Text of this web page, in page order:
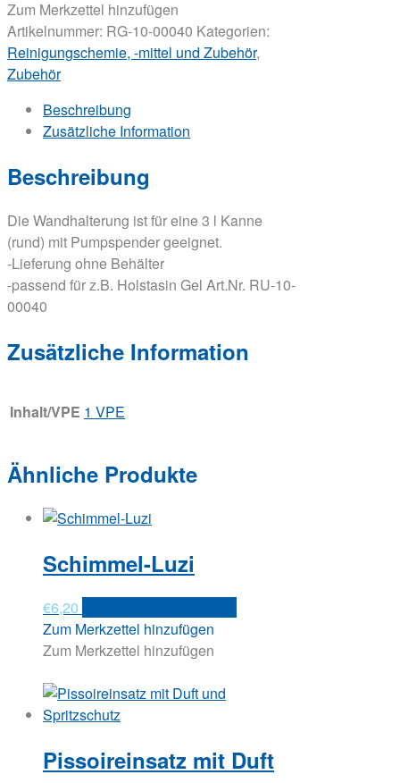
Zum Merkzettel hinzufügen
Artikelnummer: RG-10-00040 Kategorien:
Reinigungschemie, -mittel und Zubehör,
Zubehör
Beschreibung
Zusätzliche Information
Beschreibung
Die Wandhalterung ist für eine 3 l Kanne
(rund) mit Pumpspender geeignet.
-Lieferung ohne Behälter
-passend für z.B. Holstasin Gel Art.Nr. RU-10-
00040
Zusätzliche Information
Inhalt/VPE 1 VPE
Ähnliche Produkte
Schimmel-Luzi
€6,20
Zum Merkzettel hinzufügen
Zum Merkzettel hinzufügen
Pissoireinsatz mit Duft